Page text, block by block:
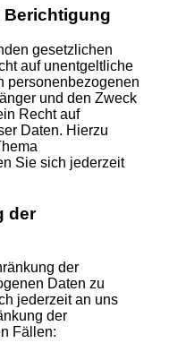
gesetzlichen
auf unentgeltliche
personenbezogenen
und den Zweck
Recht auf
Daten. Hierzu
Sie sich jederzeit
der
der
Daten zu
jederzeit an uns
der
Fällen: